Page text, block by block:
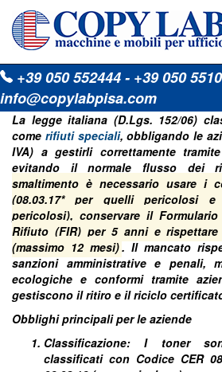
+39 050 552444- +39 050
info@copylabpisa.com
La legge italiana (D.Lgs. 152/06)
come rifiuti speciali, obbligando le
IVA) a gestirli correttamente
evitando il normale flusso dei
smaltimento è necessario usare i
(08.03.17* per quelli pericolosi
pericolosi), conservare il
Rifiuto (FIR) per 5 anni e
(massimo 12 mesi). Il mancato
sanzioni amministrative e penali,
ecologiche e conformi tramite
gestiscono il ritiro e il riciclo
Obblighi principali per le aziende
Classificazione: I toner
classificati con Codice CER